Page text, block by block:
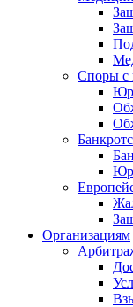
Споры с
Организациям